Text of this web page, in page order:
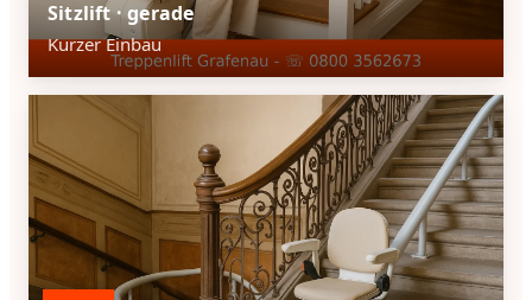
Sitzlift · gerade
Kurzer Einbau